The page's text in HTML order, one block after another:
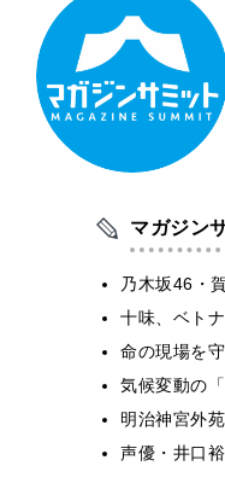
マガジン
乃木坂46・
十味、ベト
命の現場を
気候変動の
明治神宮外
声優・井口